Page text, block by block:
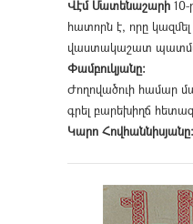
Վէմ Մատենաշարի
հատորն է, որը
վաստակաշատ
Փամբուկյանը։
Ժողովածուի համար
գրել բարեխիղճ
Կարո Հովհաննիսյանը։